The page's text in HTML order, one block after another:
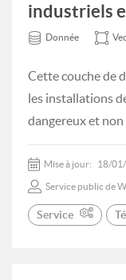
industriels
Donnée
Cette couche de
les installations
dangereux et
Mise à jour: 18/
Service public de
Service